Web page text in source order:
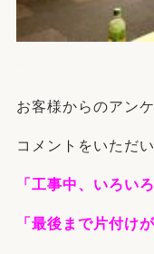
お客様からのアン
コメントをいただ
「工事中、いろい
「最後まで片付け